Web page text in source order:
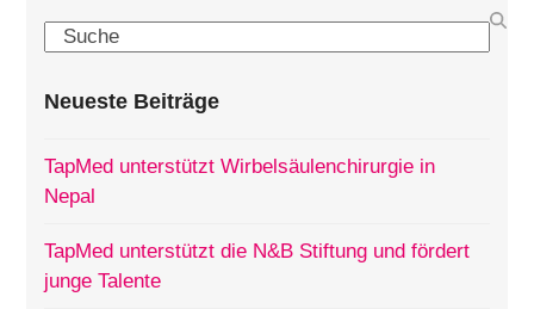
Search
Neueste Beiträge
TapMed unterstützt Wirbelsäulenchirurgie in
Nepal
TapMed unterstützt die N&B Stiftung und fördert
junge Talente